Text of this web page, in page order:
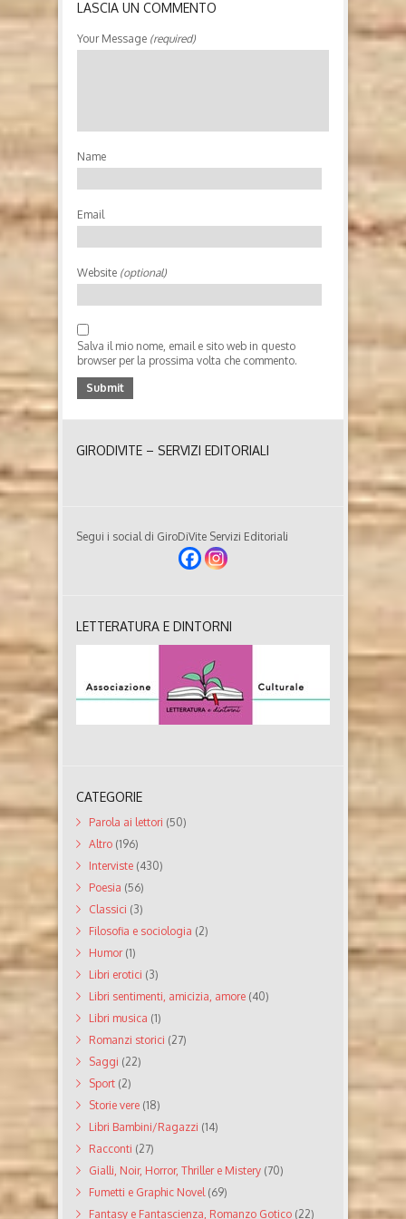
INTERVISTA ESCLUSIVA A
Feltrinelli) Chi è l’autore François Morlupi (1983),
dei Cinque di Monteverde, i cui diritti sono stati
ceduti per la trasposizione televisiva e la
realizzazione di una...
LASCIA UN COMMENTO
Your Message (required)
Name
Email
Website (optional)
Salva il mio nome, email e sito web in questo
browser per la prossima volta che commento.
GIRODIVITE – SERVIZI EDITORIALI
Segui i social di GiroDiVite Servizi Editoriali
LETTERATURA E DINTORNI
CATEGORIE
Parola ai lettori (50)
Altro (196)
Interviste (430)
Poesia (56)
Classici (3)
Filosofia e sociologia (2)
Humor(1)
Libri erotici (3)
Libri sentimenti, amicizia, amore (40)
Libri musica (1)
Romanzi storici (27)
Saggi (22)
Sport (2)
Storie vere (18)
Libri Bambini/Ragazzi (14)
Racconti (27)
Gialli, Noir, Horror, Thriller e Mistery (70)
Fumetti e Graphic Novel(69)
Fantasy e Fantascienza, Romanzo Gotico (22)